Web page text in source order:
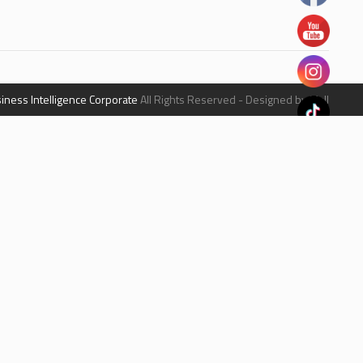
Intelligence CorporateAll Rights Reserved - Designed by Mall